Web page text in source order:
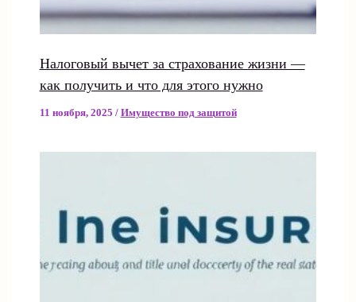
Налоговый вычет за страхование жизни —
как получить и что для этого нужно
11 ноября, 2025 / Имущество под защитой